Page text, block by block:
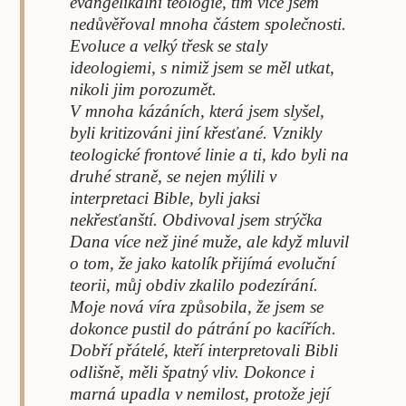
nedůvěřoval mnoha částem spo­lečnosti.
Evoluce a velký třesk se staly
ideologiemi, s nimiž jsem se měl utkat,
nikoli jim porozumět.
V mnoha kázáních, která jsem sly­šel,
byli kritizováni jiní křesťané. Vznikly
teologické frontové linie a ti, kdo byli na
druhé straně, se nejen mýlili v
interpretaci Bible, byli jaksi
nekřesťanští. Obdivoval jsem strýčka
Dana více než jiné muže, ale když mluvil
o tom, že jako katolík přijímá evoluční
teorii, můj obdiv zkalilo podezírání.
Moje nová víra způsobila, že jsem se
dokonce pustil do pátrání po kacířích.
Dobří přátelé, kteří inter­pretovali Bibli
odlišně, měli špatný vliv. Dokonce i
marná upadla v nemilost, protože její